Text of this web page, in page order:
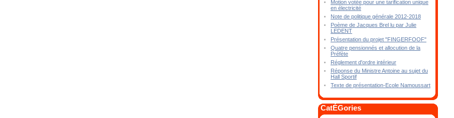
Motion votée pour une tarification unique
en électricité
Note de politique générale 2012-2018
Poème de Jacques Brel lu par Julie
LEDENT
Présentation du projet "FINGERFOOF"
Quatre pensionnés et allocution de la
Préfète
Réglement d'ordre intérieur
Réponse du Ministre Antoine au sujet du
Hall Sportif
Texte de présentation-Ecole Namoussart
CatÉGories